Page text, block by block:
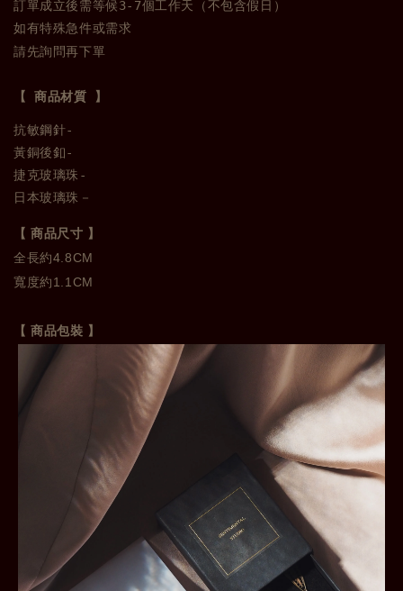
訂單成立後需等候3-7個工作天（不包含假日）
請先詢問再下單
【 商品材質 】
抗敏鋼針-
黃銅後釦-
捷克玻璃珠-
日本玻璃珠－
【 商品尺寸 】
全長約4.8CM
寬度約1.1CM
【 商品包裝 】